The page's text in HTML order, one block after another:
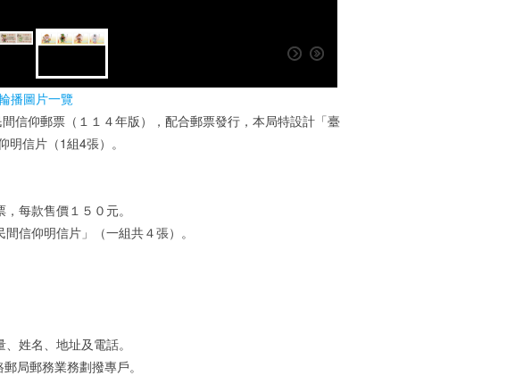
播圖片一覽
信仰郵票（１１４年版），配合郵票發行，本局特設計「臺
信片（1組4張）。
每款售價１５０元。
信仰明信片」（一組共４張）。
姓名、地址及電話。
局郵務業務劃撥專戶。